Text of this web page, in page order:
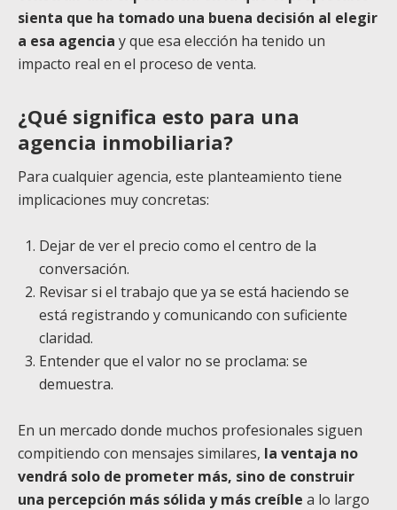
sienta que ha tomado una buena decisión al elegir
a esa agencia y que esa elección ha tenido un
impacto real en el proceso de venta.
¿Qué significa esto para una
agencia inmobiliaria?
Para cualquier agencia, este planteamiento tiene
implicaciones muy concretas:
Dejar de ver el precio como el centro de la
conversación.
Revisar si el trabajo que ya se está haciendo se
está registrando y comunicando con suficiente
claridad.
Entender que el valor no se proclama: se
demuestra.
En un mercado donde muchos profesionales siguen
compitiendo con mensajes similares, la ventaja no
vendrá solo de prometer más, sino de construir
una percepción más sólida y más creíble a lo largo